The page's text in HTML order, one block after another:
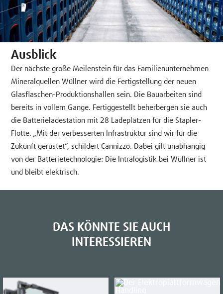
Ausblick
Der nächste große Meilenstein für das Familienunternehmen
Mineralquellen Wüllner wird die Fertigstellung der neuen
Glasflaschen-Produktionshallen sein. Die Bauarbeiten sind
bereits in vollem Gange. Fertiggestellt beherbergen sie auch
die Batterieladestation mit 28 Ladeplätzen für die Stapler-
Flotte. „Mit der verbesserten Infrastruktur sind wir für die
Zukunft gerüstet“, schildert Cannizzo. Dabei gilt unabhängig
von der Batterietechnologie: Die Intralogistik bei Wüllner ist
und bleibt elektrisch.
DAS KÖNNTE SIE AUCH
INTERESSIEREN